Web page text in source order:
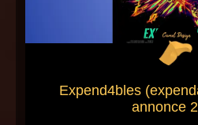
Expend4bles
annonce